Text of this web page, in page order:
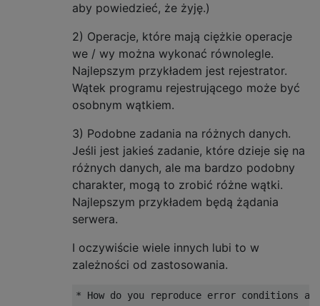
aby powiedzieć, że żyję.)
2) Operacje, które mają ciężkie operacje
we / wy można wykonać równolegle.
Najlepszym przykładem jest rejestrator.
Wątek programu rejestrującego może być
osobnym wątkiem.
3) Podobne zadania na różnych danych.
Jeśli jest jakieś zadanie, które dzieje się na
różnych danych, ale ma bardzo podobny
charakter, mogą to zrobić różne wątki.
Najlepszym przykładem będą żądania
serwera.
I oczywiście wiele innych lubi to w
zależności od zastosowania.